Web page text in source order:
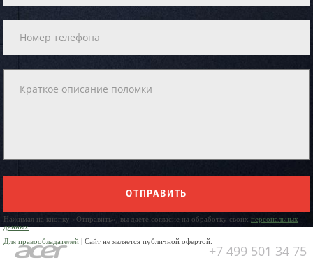
ОТПРАВИТЬ
Нажимая на кнопку «Отправить», вы даете согласие на обработку своих персональных
данных
Для правообладателей | Сайт не является публичной офертой.
+7 499 501 34 75